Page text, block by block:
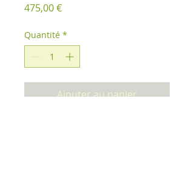
475,00 €Prix
Quantité *
Ajouter au panier